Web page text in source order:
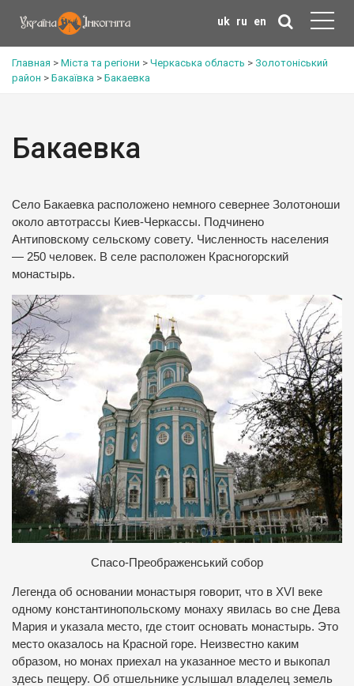
uk ru en
Главная > Міста та регіони > Черкаська область > Золотоніський
район > Бакаївка > Бакаевка
Бакаевка
Село Бакаевка расположено немного севернее Золотоноши
около автотрассы Киев-Черкассы. Подчинено
Антиповскому сельскому совету. Численность населения
— 250 человек. В селе расположен Красногорский
монастырь.
Спасо-Преображенський собор
Легенда об основании монастыря говорит, что в XVI веке
одному константинопольскому монаху явилась во сне Дева
Мария и указала место, где стоит основать монастырь. Это
место оказалось на Красной горе. Неизвестно каким
образом, но монах приехал на указанное место и выкопал
здесь пещеру. Об отшельнике услышал владелец земель